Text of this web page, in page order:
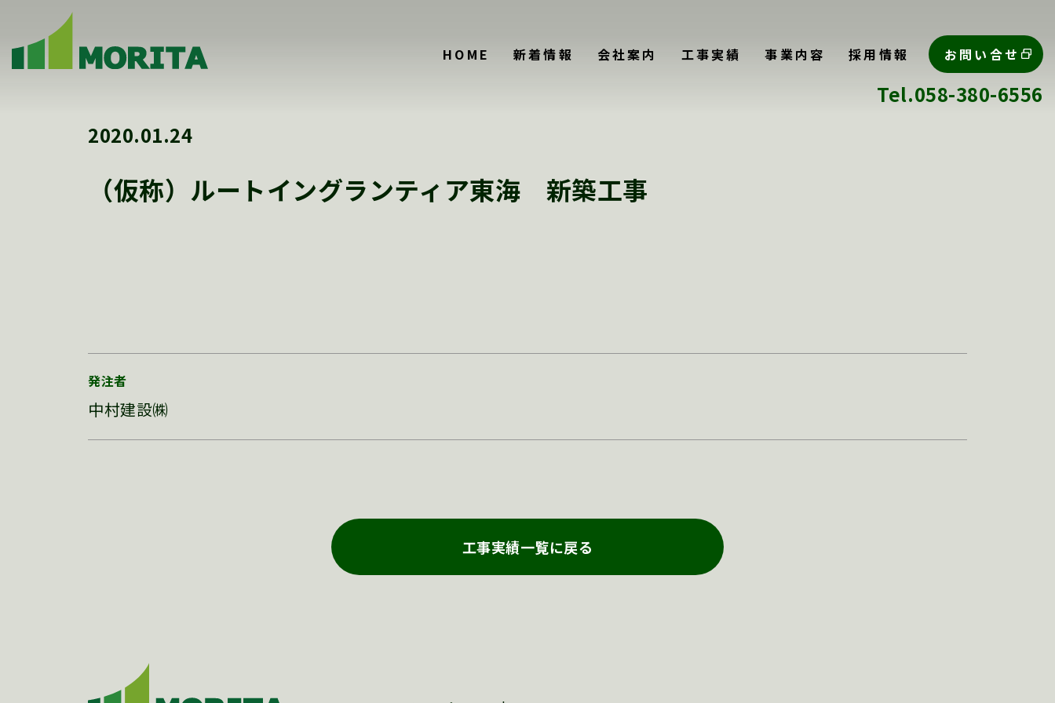
HOME 新着情報 会社案内 工事実績 事業内容 採用情報 お問い合せ
Tel.058-380-6556
2020.01.24
（仮称）ルートイングランティア東海 新築工事
発注者
中村建設㈱
工事実績一覧に戻る